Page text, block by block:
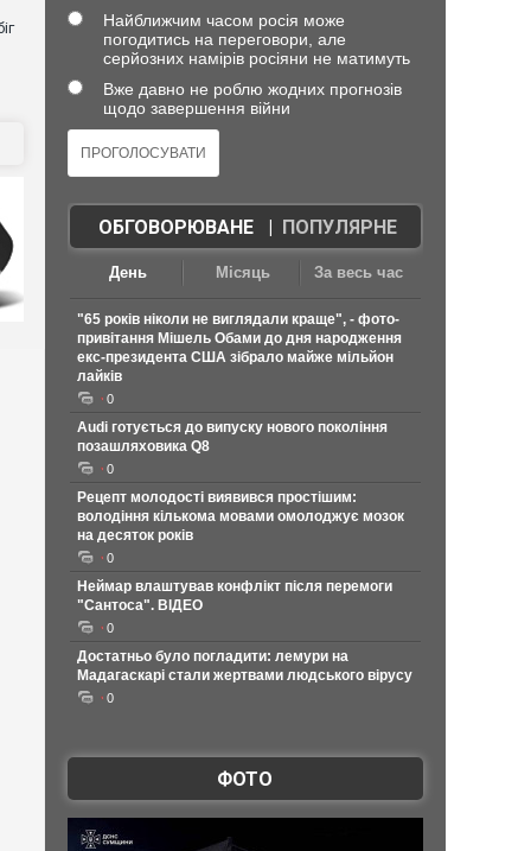
Найближчим часом росія може
погодитись на переговори, але
серйозних намірів росіяни не матимуть
Вже давно не роблю жодних прогнозів
щодо завершення війни
ОБГОВОРЮВАНЕ| ПОПУЛЯРНЕ
День Місяць За весь час
"65 років ніколи не виглядали краще", - фото-
привітання Мішель Обами до дня народження
екс-президента США зібрало майже мільйон
лайків
0
Audi готується до випуску нового покоління
позашляховика Q8
0
Рецепт молодості виявився простішим:
володіння кількома мовами омолоджує мозок
на десяток років
0
Неймар влаштував конфлікт після перемоги
"Сантоса". ВІДЕО
0
Достатньо було погладити: лемури на
Мадагаскарі стали жертвами людського вірусу
0
ФОТО